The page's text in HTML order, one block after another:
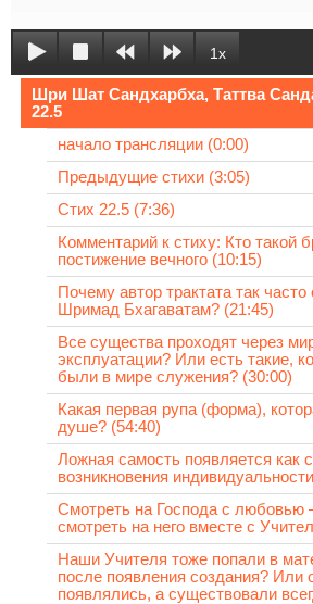
1x
Шри Шат Сандхарбха, Таттва
22.5
начало трансляции (0:00)
Предыдущие стихи (3:05)
Стих 22.5 (7:36)
Комментарий к стиху: Кто такой
постижение вечного (10:15)
Почему автор трактата так
Шримад Бхагаватам? (21:45)
Все существа проходят через
эксплуатации? Или есть такие,
были в мире служения? (30:00)
Какая первая рупа (форма),
душе? (54:40)
Ложная самость появляется как
возникновения
Смотреть на Господа с любовью
смотреть на него вместе с
Наши Учителя тоже попали в
после появления создания? Или
появлялись, а существовали